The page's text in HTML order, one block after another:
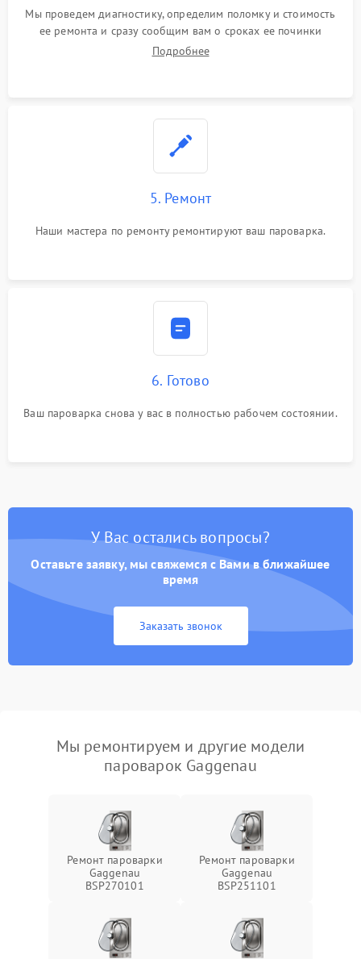
Мы проведем диагностику, определим поломку и стоимость
ее ремонта и сразу сообщим вам о сроках ее починки
Подробнее
5. Ремонт
Наши мастера по ремонту ремонтируют ваш пароварка.
6. Готово
Ваш пароварка снова у вас в полностью рабочем состоянии.
У Вас остались вопросы?
Оставьте заявку, мы свяжемся с Вами в ближайшее
время
Заказать звонок
Мы ремонтируем и другие модели
пароварок Gaggenau
Ремонт пароварки
Gaggenau
BSP270101
Ремонт пароварки
Gaggenau
BSP251101